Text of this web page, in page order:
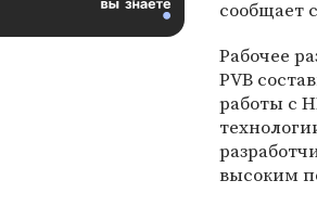
сообщает
Рабочее
PVB
работы с
высоким